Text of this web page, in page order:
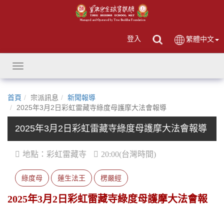
登入 繁體中文
Toggle
navigation
首頁 宗派訊息
新聞報導
2025年3月2日彩虹雷藏寺綠度母護摩大法會報導
2025年3月2日彩虹雷藏寺綠度母護摩大法會報導
地點：彩虹雷藏寺 20:00(台灣時間)
綠度母 蓮生法王 楞嚴經
2025年3月2日彩虹雷藏寺綠度母護摩大法會報